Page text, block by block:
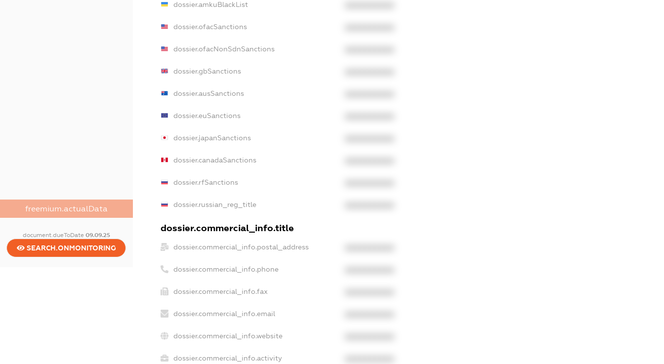
freemium.actualData
document.dueToDate 09.09.25
SEARCH.ONMONITORING
dossier.amkuBlackList
dossier.ofacSanctions
dossier.ofacNonSdnSanctions
dossier.gbSanctions
dossier.ausSanctions
dossier.euSanctions
dossier.japanSanctions
dossier.canadaSanctions
dossier.rfSanctions
dossier.russian_reg_title
dossier.commercial_info.title
dossier.commercial_info.postal_address
dossier.commercial_info.phone
dossier.commercial_info.fax
dossier.commercial_info.email
dossier.commercial_info.website
dossier.commercial_info.activity